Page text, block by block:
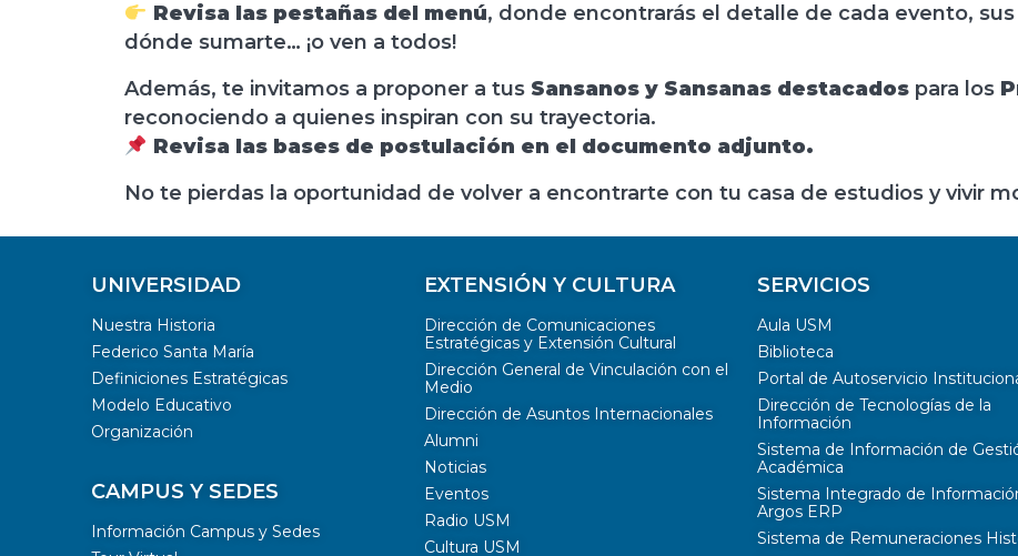
Revisa las pestañas del menú, donde encontrarás el detalle de cada evento,
dónde sumarte… ¡o ven a todos!
Además, te invitamos a proponer a tus Sansanos y Sansanas destacados para los
reconociendo a quienes inspiran con su trayectoria.
Revisa las bases de postulación en el documento adjunto.
No te pierdas la oportunidad de volver a encontrarte con tu casa de estudios y vivir
UNIVERSIDAD
Nuestra Historia
Federico Santa María
Definiciones Estratégicas
Modelo Educativo
Organización
CAMPUS Y SEDES
Información Campus y Sedes
EXTENSIÓN Y CULTURA
Dirección de Comunicaciones
Estratégicas y Extensión Cultural
Dirección General de Vinculación con el
Medio
Dirección de Asuntos Internacionales
Alumni
Noticias
Eventos
Radio USM
Cultura USM
SERVICIOS
Aula USM
Biblioteca
Portal de Autoservicio
Dirección de Tecnologías de la
Información
Sistema de Información de
Académica
Sistema Integrado de
Argos ERP
Sistema de Remuneraciones